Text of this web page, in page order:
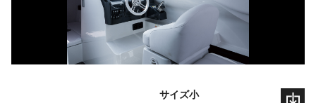
サイズ小